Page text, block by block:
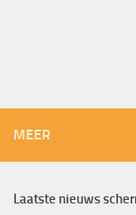
MEER
Laatste nieuws